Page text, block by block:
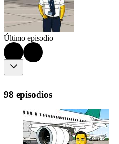
Último episodio
98 episodios